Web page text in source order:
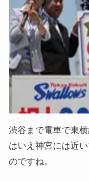
渋谷まで電車で東
はいえ神宮には近
のですね。